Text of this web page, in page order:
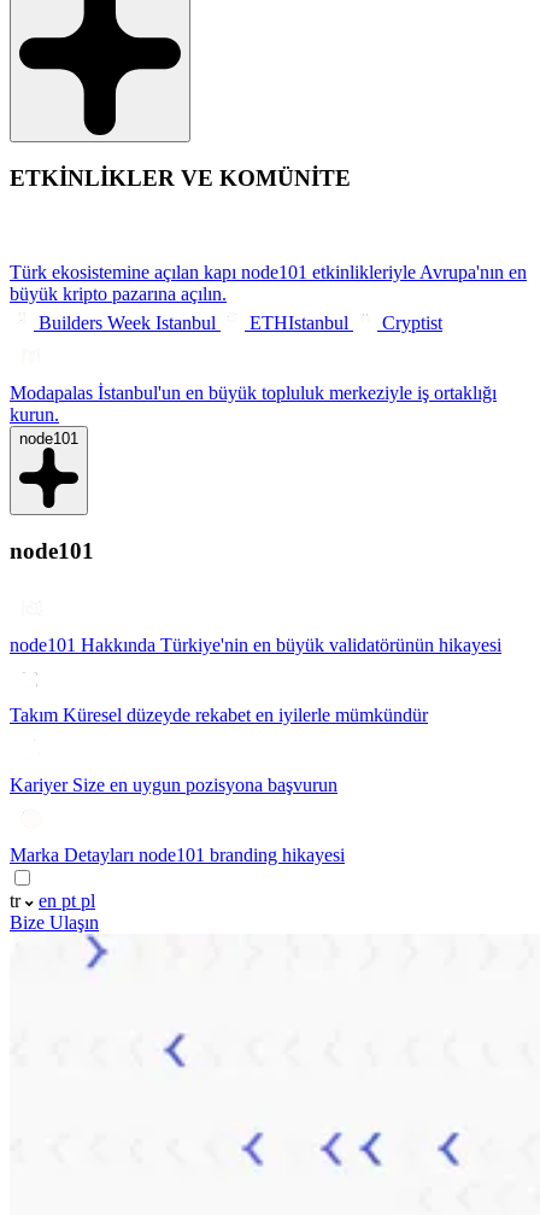
ETKİNLİKLER VE KOMÜNİTE
Türk ekosistemine açılan kapı node101 etkinlikleriyle Avrupa'nın en
büyük kripto pazarına açılın.
Builders Week Istanbul
ETHIstanbul Cryptist
Modapalas İstanbul'un en büyük topluluk merkeziyle iş ortaklığı
kurun.
node101
node101
node101 Hakkında Türkiye'nin en büyük validatörünün hikayesi
Takım Küresel düzeyde rekabet en iyilerle mümkündür
Kariyer Size en uygun pozisyona başvurun
Marka Detayları node101 branding hikayesi
tr en pt pl
Bize Ulaşın